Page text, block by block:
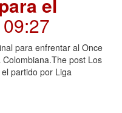
09:27
para enfrentar al Once
post Los
partido por Liga